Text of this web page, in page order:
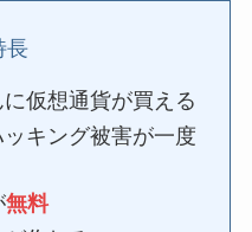
長
仮想通貨が買える
キング被害が一度
無料